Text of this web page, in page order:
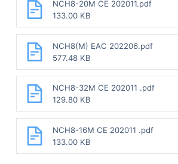
NCH8-20M CE 202011.pdf
133.00 KB
NCH8(M) EAC 202206.pdf
577.48 KB
NCH8-32M CE 202011 .pdf
129.80 KB
NCH8-16M CE 202011 .pdf
133.00 KB